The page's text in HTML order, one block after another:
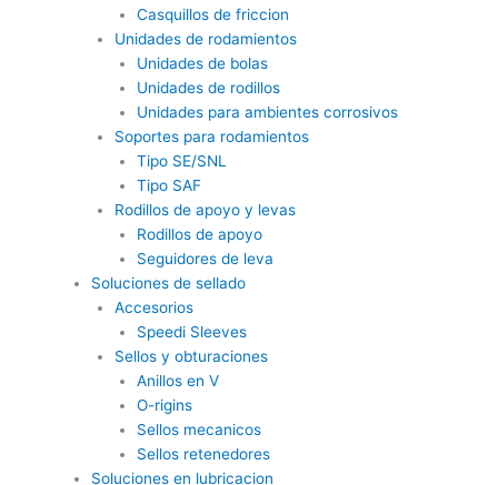
Casquillos de friccion
Unidades de rodamientos
Unidades de bolas
Unidades de rodillos
Unidades para ambientes corrosivos
Soportes para rodamientos
Tipo SE/SNL
Tipo SAF
Rodillos de apoyo y levas
Rodillos de apoyo
Seguidores de leva
Soluciones de sellado
Accesorios
Speedi Sleeves
Sellos y obturaciones
Anillos en V
O-rigins
Sellos mecanicos
Sellos retenedores
Soluciones en lubricacion